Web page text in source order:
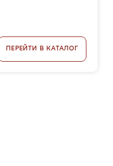
ПЕРЕЙТИ В КАТАЛОГ